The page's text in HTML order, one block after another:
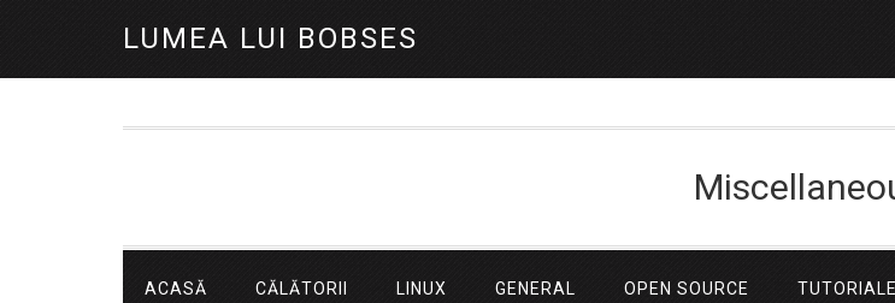
LUMEA LUI BOBSES
ACASĂ CĂLĂTORII LINUX GENERAL OPEN SOURCE TUTORIALE